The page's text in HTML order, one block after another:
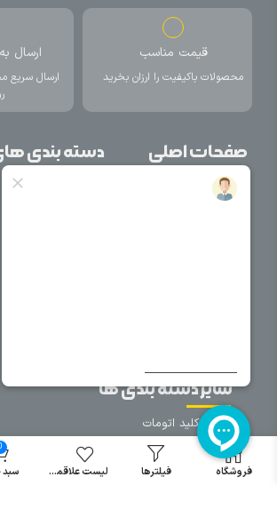
قیمت مناسب
محصولات باکیفیت را ارزان بخرید
ارسال
صفحات اصلی
خانه
دسته بندی
تجهیزات
سایر دسته بندی ها
خرید کلید اتومات
خرید کنتاکتور
خرید فیوز
فروشگاه فیلترها لیست علاقمندی سبد